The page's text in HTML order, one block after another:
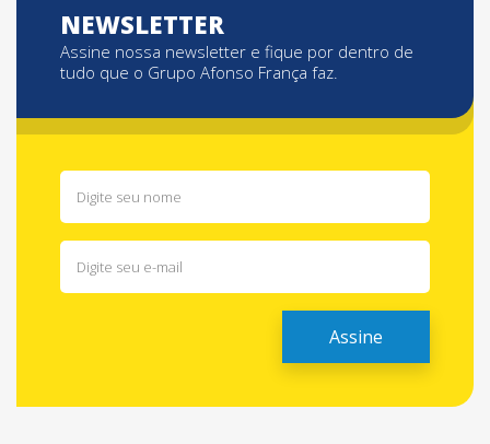
NEWSLETTER
Assine nossa newsletter e fique por dentro de
tudo que o Grupo Afonso França faz.